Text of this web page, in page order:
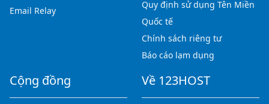
Email Relay
Quy định sử dụng Tên Miền
Quốc tế
Chính sách riêng tư
Báo cáo lạm dụng
Cộng đồng Về 123HOST